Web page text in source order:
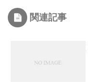
関連記事